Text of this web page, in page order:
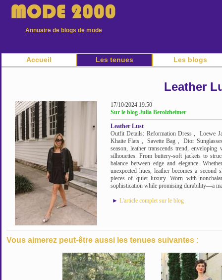
Annuaire de blogs de mode
Accueil Les tenues Les blogs
Leather
17/10/2024 19:50
Sur le blog Julia Berolzheimer
Leather Lust
Outfit Details: Reformation Dress , Loewe
Khaite Flats , Savette Bag , Dior
season, leather transcends trend,
silhouettes. From buttery-soft jackets to
balance between edge and elegance.
unexpected hues, leather becomes a second
pieces of quiet luxury. Worn with
sophistication while promising durability—a
► L'article complet sur le blog
Vous aimerez peut-être aussi les tenues suivantes :